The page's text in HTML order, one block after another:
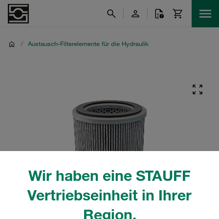
Wir haben eine STAUFF
Vertriebseinheit in Ihrer
Region.
/ Austausch-Filterelemente für die Hydraulik